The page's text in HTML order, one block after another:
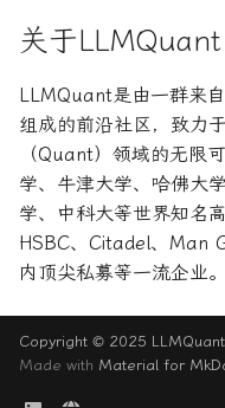
关于LLMQuant
LLMQuant是由一群来
组成的前沿社区，致力
（Quant）领域的无限
学、牛津大学、哈佛大
学、中科大等世界知名
HSBC、Citadel、Man
内顶尖私募等一流企业。
Copyright © 2025
Made with Material for